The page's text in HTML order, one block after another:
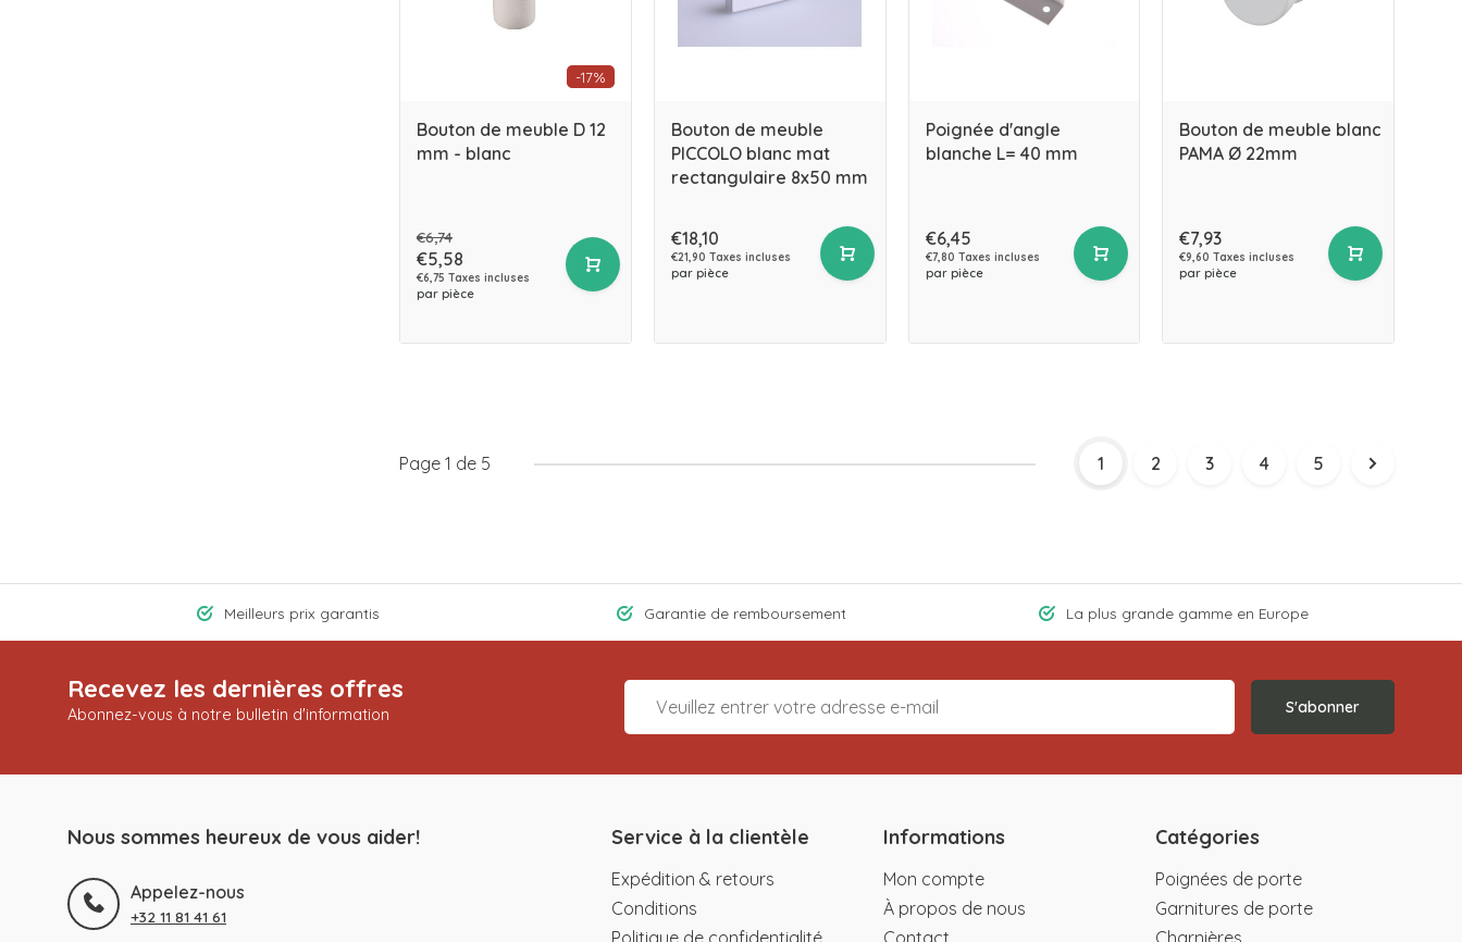
-17%
Bouton de meuble D 12
mm - blanc
€6,74
€5,58
€6,75 Taxes incluses
par pièce
Bouton de meuble
PICCOLO blanc mat
rectangulaire 8x50 mm
€18,10
€21,90 Taxes incluses
par pièce
Poignée d'angle
blanche L= 40 mm
€6,45
€7,80 Taxes incluses
par pièce
Bouton de meuble blanc
PAMA Ø 22mm
€7,93
€9,60 Taxes incluses
par pièce
Page 1 de 5 1 2 3 4 5
Meilleurs prix garantis Garantie de remboursement La plus grande gamme en Europe
Recevez les dernières offres
Abonnez-vous à notre bulletin d'information S'abonner
Nous sommes heureux de vous aider!
Appelez-nous
+32 11 81 41 61
Service à la clientèle
Expédition & retours
Conditions
Politique de confidentialité
Informations
Mon compte
À propos de nous
Contact
Catégories
Poignées de porte
Garnitures de porte
Charnières